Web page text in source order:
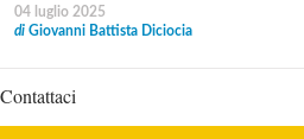
04 luglio 2025
di Giovanni Battista Diciocia
Contattaci